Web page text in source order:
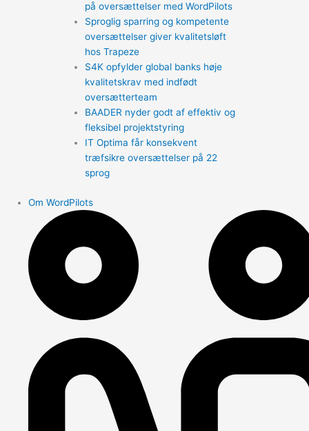
på oversættelser med WordPilots
Sproglig sparring og kompetente
oversættelser giver kvalitetsløft
hos Trapeze
S4K opfylder global banks høje
kvalitetskrav med indfødt
oversætterteam
BAADER nyder godt af effektiv og
fleksibel projektstyring
IT Optima får konsekvent
træfsikre oversættelser på 22
sprog
Om WordPilots